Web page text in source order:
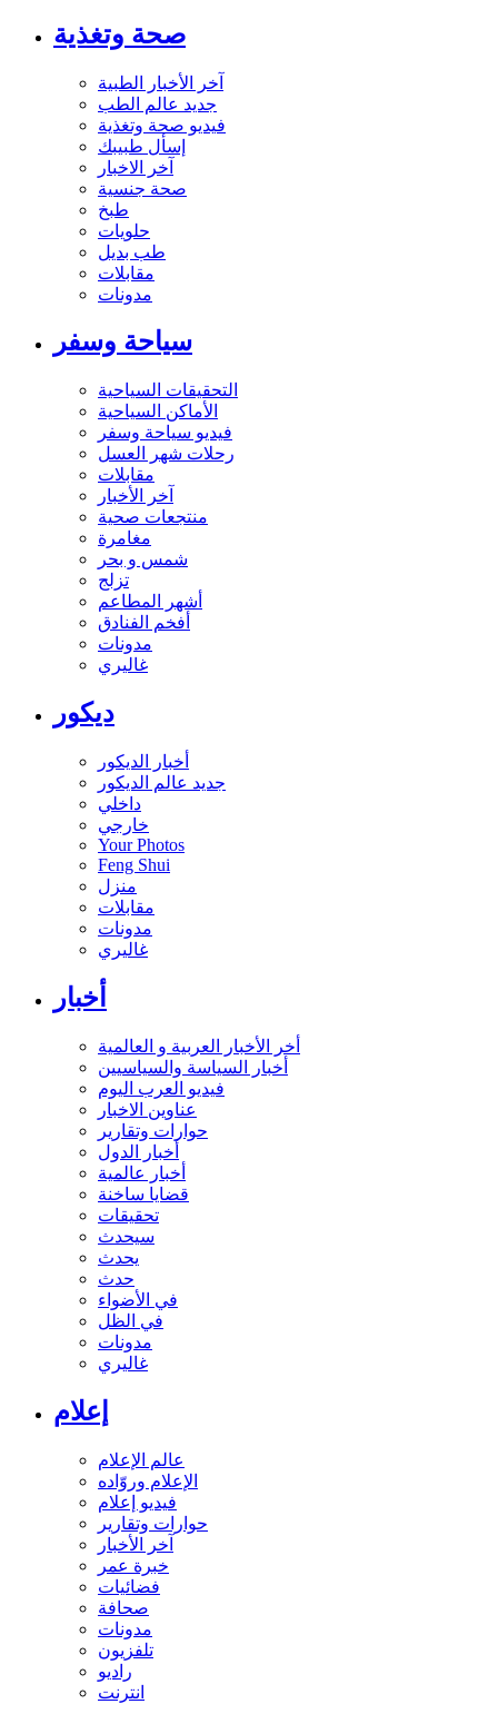
صحة وتغذية
آخر الأخبار الطبية
جديد عالم الطب
فيديو صحة وتغذية
إسأل طبيبك
آخر الاخبار
صحة جنسية
طبخ
حلويات
طب بديل
مقابلات
مدونات
سياحة وسفر
التحقيقات السياحية
الأماكن السياحية
فيديو سياحة وسفر
رحلات شهر العسل
مقابلات
آخر الأخبار
منتجعات صحية
مغامرة
شمس و بحر
تزلج
أشهر المطاعم
أفخم الفنادق
مدونات
غاليري
ديكور
أخبار الديكور
جديد عالم الديكور
داخلي
خارجي
Your Photos
Feng Shui
منزل
مقابلات
مدونات
غاليري
أخبار
أخر الأخبار العربية و العالمية
أخبار السياسة والسياسيين
فيديو العرب اليوم
عناوين الاخبار
حوارات وتقارير
أخبار الدول
أخبار عالمية
قضايا ساخنة
تحقيقات
سيحدث
يحدث
حدث
في الأضواء
في الظل
مدونات
غاليري
إعلام
عالم الإعلام
الإعلام وروّاده
فيديو إعلام
حوارات وتقارير
آخر الأخبار
خبرة عمر
فضائيات
صحافة
مدونات
تلفزيون
راديو
انترنت